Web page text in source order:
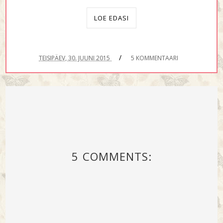
LOE EDASI
TEISIPÄEV, 30. JUUNI 2015 / 5 KOMMENTAARI
5 COMMENTS: